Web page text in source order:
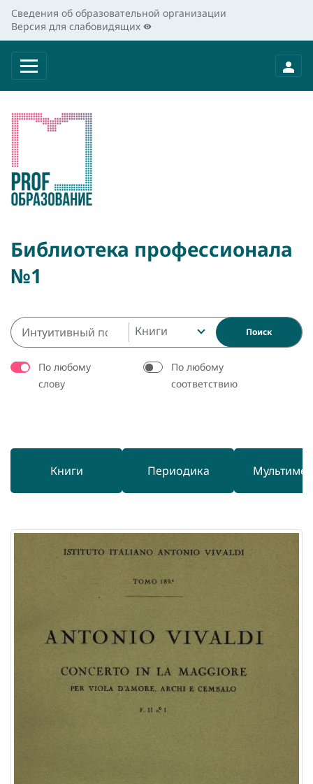
Сведения об образовательной организации
Версия для слабовидящих
Библиотека профессионала
№1
Книги Поиск
По любому
слову
По любому
соответствию
Книги Периодика